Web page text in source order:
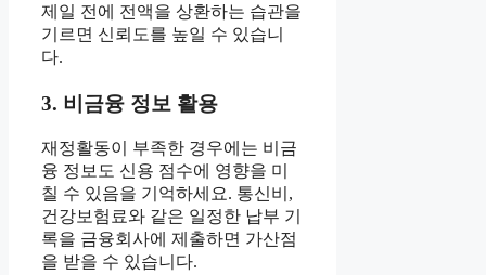
제일 전에 전액을 상환하는 습관을
기르면 신뢰도를 높일 수 있습니
다.
3. 비금융 정보 활용
재정활동이 부족한 경우에는 비금
융 정보도 신용 점수에 영향을 미
칠 수 있음을 기억하세요. 통신비,
건강보험료와 같은 일정한 납부 기
록을 금융회사에 제출하면 가산점
을 받을 수 있습니다.